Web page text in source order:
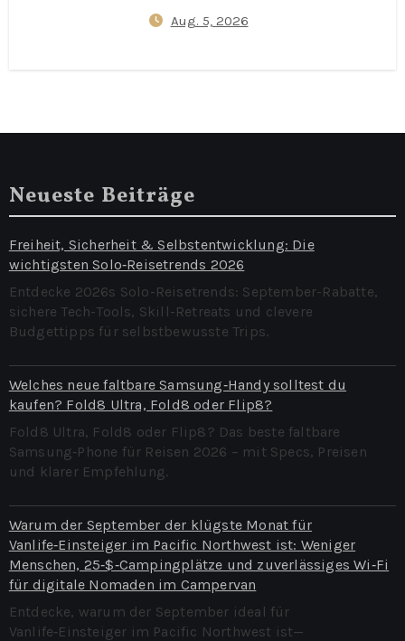
Menschen,
Aug. 5, 2026
Neueste Beiträge
Freiheit, Sicherheit & Selbstentwicklung: Die
wichtigsten Solo‑Reisetrends 2026
Entdecke 2026s Solo-Reisetrends: September-Rabatte,
sichere Tech-Tools, Skill-Retreats und clevere
Budgettipps für selbstbewusste Trips.
Welches neue faltbare Samsung‑Handy solltest du
kaufen? Fold8 Ultra, Fold8 oder Flip8?
Fold8 Ultra, Fold8 oder Flip8? Das beste faltbare
Samsung‑Phone für Reisen 2026 – mit Specs, Preisen
und klarer Empfehlung.
Warum der September der klügste Monat für
Vanlife‑Einsteiger im Pacific Northwest ist: Weniger
Menschen, 25‑$‑Campingplätze und zuverlässiges Wi‑Fi
für digitale Nomaden im Campervan
Entdecke, warum der September ideal für
Vanlife‑Einsteiger im Pacific Northwest ist—